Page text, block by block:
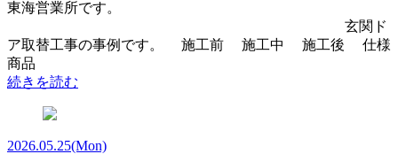
東海営業所です。
玄関ド
ア取替工事の事例です。 施工前 施工中 施工後 仕様
商品
続きを読む
2026.05.25(Mon)